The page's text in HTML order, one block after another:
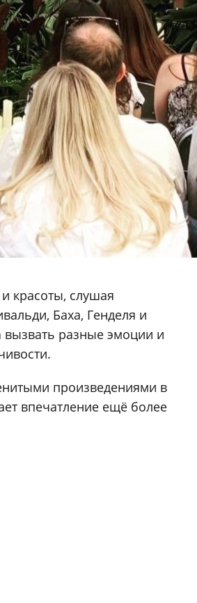
красоты, слушая
Баха, Генделя и
вызвать разные эмоции и
произведениями в
впечатление ещё более